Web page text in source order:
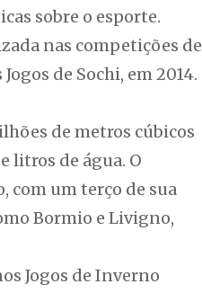
sobre o esporte.
nas competições de
de Sochi, em 2014.
de metros cúbicos
litros de água. O
com um terço de sua
Bormio e Livigno,
Jogos de Inverno